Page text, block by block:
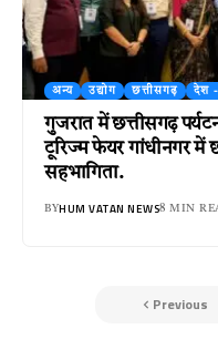
अन्य उद्योग छत्तीसगढ़ देश
गुजरात में छत्तीसगढ़
टूरिज्म फेयर गांधीनगर में
सहभागिता.
BYHUM VATAN NEWS8 MIN
Previous